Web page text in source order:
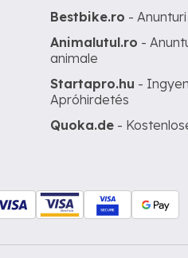
Bestbike.ro -
Animalutul.ro -
animale
Startapro.hu -
Apróhirdetés
Quoka.de -